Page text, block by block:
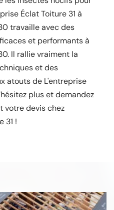
Éclat Toiture 31 à
travaille avec des
et performants à
Il rallie vraiment la
et des
atouts de L'entreprise
plus et demandez
votre devis chez
31 !